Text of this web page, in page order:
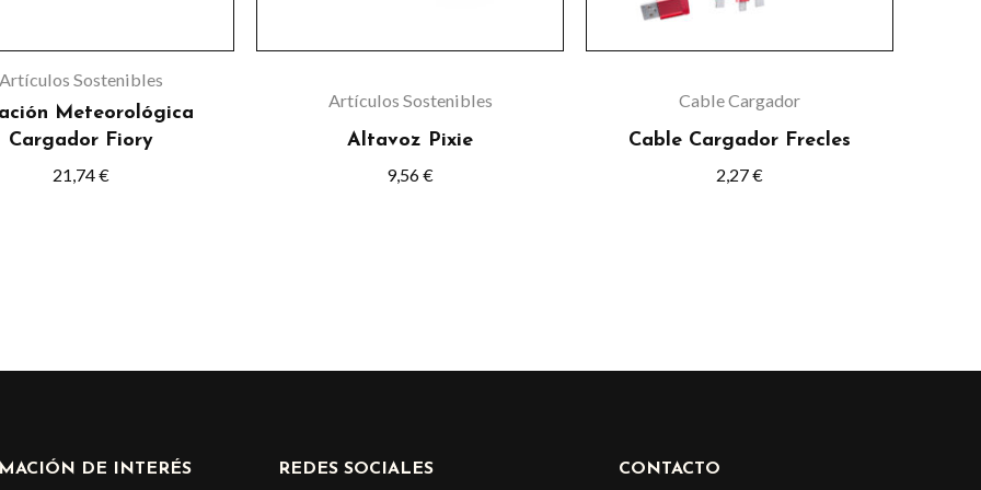
Artículos Sostenibles
Meteorológica
Cargador Fiory
21,74€
Artículos Sostenibles
Altavoz Pixie
9,56€
en
la
página
Cable Cargador
Cable Cargador Frecles
2,27€
en
la
página
DE INTERÉS REDES SOCIALES CONTACTO